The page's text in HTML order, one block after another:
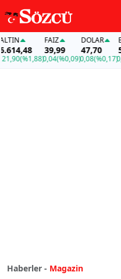
(%1,88)
39,99
0,04(%0,09)
DOLAR
47,70
0,08(%0,17)0,02
Haberler - Magazin